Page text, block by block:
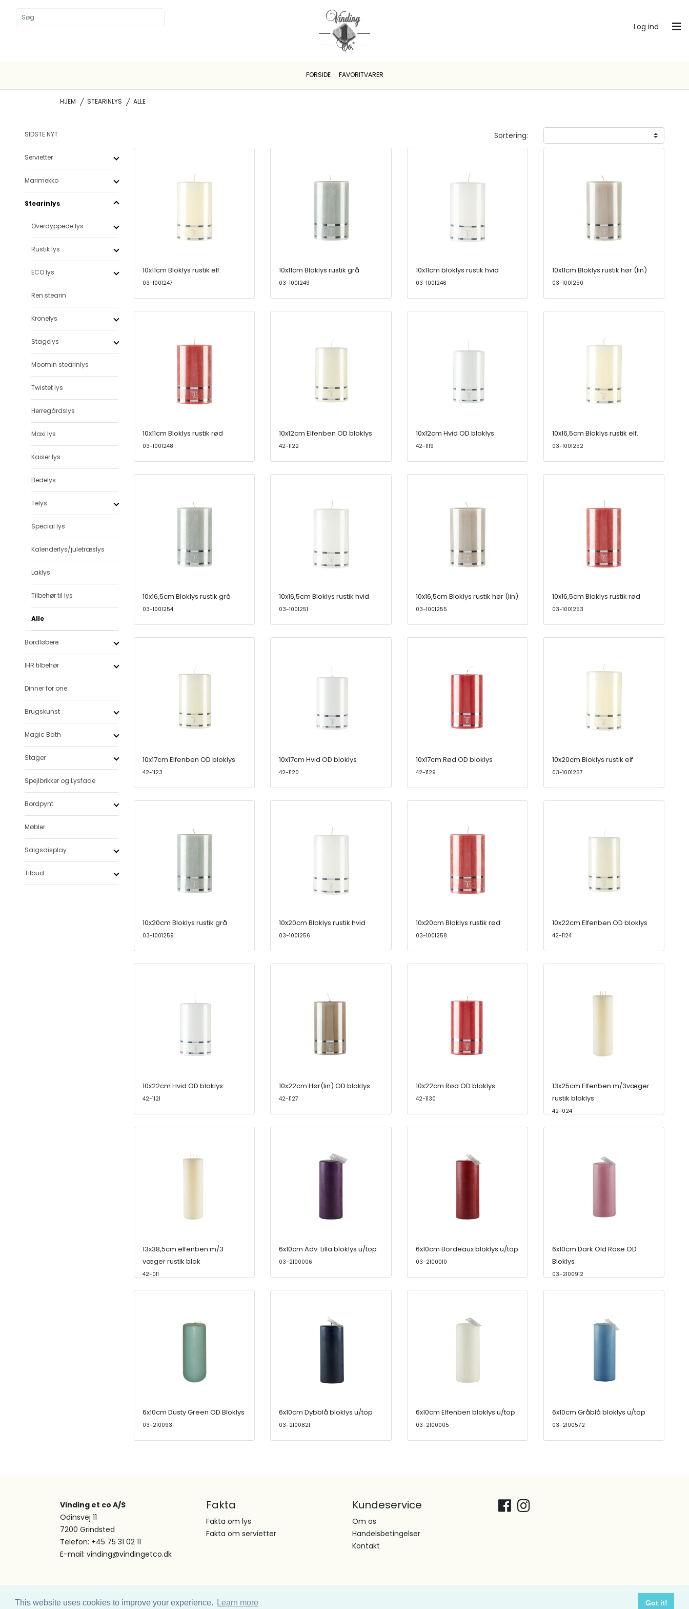
This website uses cookies to improve your experience. Learn more Got it!
Log ind
FORSIDE FAVORITVARER
HJEM STEARINLYS ALLE
SIDSTE NYT
Servietter
Marimekko
Stearinlys
Overdyppede lys
Rustik lys
ECO lys
Ren stearin
Kronelys
Stagelys
Moomin stearinlys
Twistet lys
Herregårdslys
Maxi lys
Kaiser lys
Bedelys
Telys
Special lys
Kalenderlys/juletræslys
Laklys
Tilbehør til lys
Alle
Bordløbere
IHR tilbehør
Dinner for one
Brugskunst
Magic Bath
Stager
Spejlbrikker og Lysfade
Bordpynt
Møbler
Salgsdisplay
Tilbud
Sortering:
10x11cm Bloklys rustik elf.
03-1001247
10x11cm Bloklys rustik grå
03-1001249
10x11cm bloklys rustik hvid
03-1001246
10x11cm Bloklys rustik hør (lin)
03-1001250
10x11cm Bloklys rustik rød
03-1001248
10x12cm Elfenben OD bloklys
42-1122
10x12cm Hvid OD bloklys
42-1119
10x16,5cm Bloklys rustik elf.
03-1001252
10x16,5cm Bloklys rustik grå
03-1001254
10x16,5cm Bloklys rustik hvid
03-1001251
10x16,5cm Bloklys rustik hør (lin)
03-1001255
10x16,5cm Bloklys rustik rød
03-1001253
10x17cm Elfenben OD bloklys
42-1123
10x17cm Hvid OD bloklys
42-1120
10x17cm Rød OD bloklys
42-1129
10x20cm Bloklys rustik elf
03-1001257
10x20cm Bloklys rustik grå
03-1001259
10x20cm Bloklys rustik hvid
03-1001256
10x20cm Bloklys rustik rød
03-1001258
10x22cm Elfenben OD bloklys
42-1124
10x22cm Hvid OD bloklys
42-1121
10x22cm Hør(lin) OD bloklys
42-1127
10x22cm Rød OD bloklys
42-1130
13x25cm Elfenben m/3væger
rustik bloklys
42-024
13x38,5cm elfenben m/3
væger rustik blok
42-011
6x10cm Adv. Lilla bloklys u/top
03-2100006
6x10cm Bordeaux bloklys u/top
03-2100010
6x10cm Dark Old Rose OD
Bloklys
03-2100912
6x10cm Dusty Green OD Bloklys
03-2100931
6x10cm Dybblå bloklys u/top
03-2100821
6x10cm Elfenben bloklys u/top
03-2100005
6x10cm Gråblå bloklys u/top
03-2100572
Vinding et co A/S
Odinsvej 11
7200 Grindsted
Telefon: +45 75 31 02 11
E-mail: vinding@vindingetco.dk
Fakta
Fakta om lys
Fakta om servietter
Kundeservice
Om os
Handelsbetingelser
Kontakt